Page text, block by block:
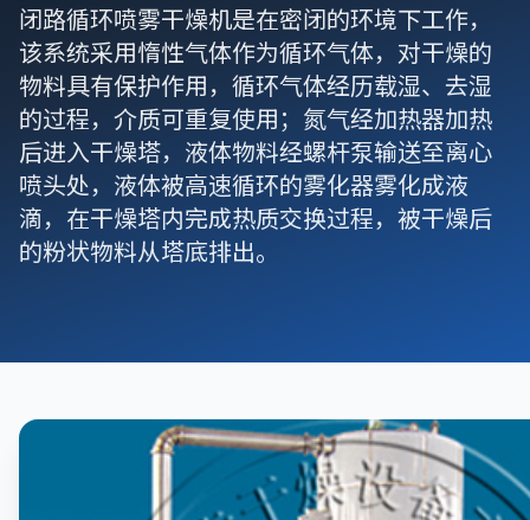
闭路循环喷雾干燥机是在密闭的环境下工作，
该系统采用惰性气体作为循环气体，对干燥的
物料具有保护作用，循环气体经历载湿、去湿
的过程，介质可重复使用；氮气经加热器加热
后进入干燥塔，液体物料经螺杆泵输送至离心
喷头处，液体被高速循环的雾化器雾化成液
滴，在干燥塔内完成热质交换过程，被干燥后
的粉状物料从塔底排出。